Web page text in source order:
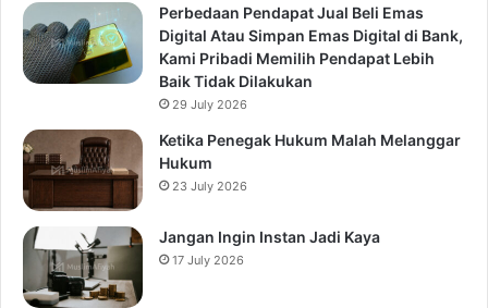
Perbedaan Pendapat Jual Beli Emas
Digital Atau Simpan Emas Digital di Bank,
Kami Pribadi Memilih Pendapat Lebih
Baik Tidak Dilakukan
29 July 2026
Ketika Penegak Hukum Malah Melanggar
Hukum
23 July 2026
Jangan Ingin Instan Jadi Kaya
17 July 2026